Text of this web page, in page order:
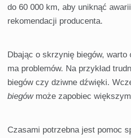
do 60 000 km, aby uniknąć
rekomendacji producenta.
Dbając o skrzynię biegów, warto
ma problemów. Na przykład
biegów czy dziwne dźwięki.
biegówmoże zapobiec
Czasami potrzebna jest pomoc